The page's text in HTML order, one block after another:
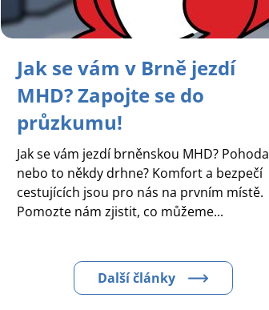
Jak se vám v Brně jezdí
MHD? Zapojte se do
průzkumu!
Jak se vám jezdí brněnskou MHD? Pohoda
nebo to někdy drhne? Komfort a bezpečí
cestujících jsou pro nás na prvním místě.
Pomozte nám zjistit, co můžeme...
Další články